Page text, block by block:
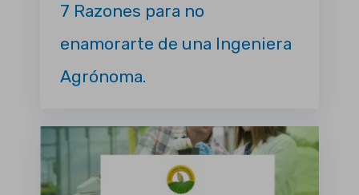
7 Razones para no
enamorarte de una Ingeniera
Agrónoma.